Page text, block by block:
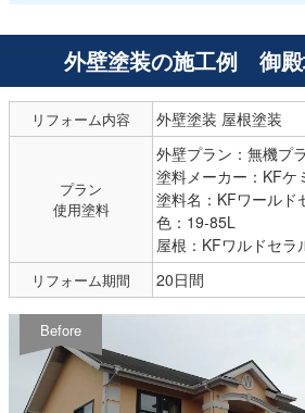
外壁塗装の施工例 御
リフォーム内容 外壁塗装 屋根塗装
プラン
使用塗料
外壁プラン：無機プ
塗料メーカー：KFケ
塗料名：KFワールド
色：19-85L
屋根：KFワルドセラ
リフォーム期間 20日間
Before